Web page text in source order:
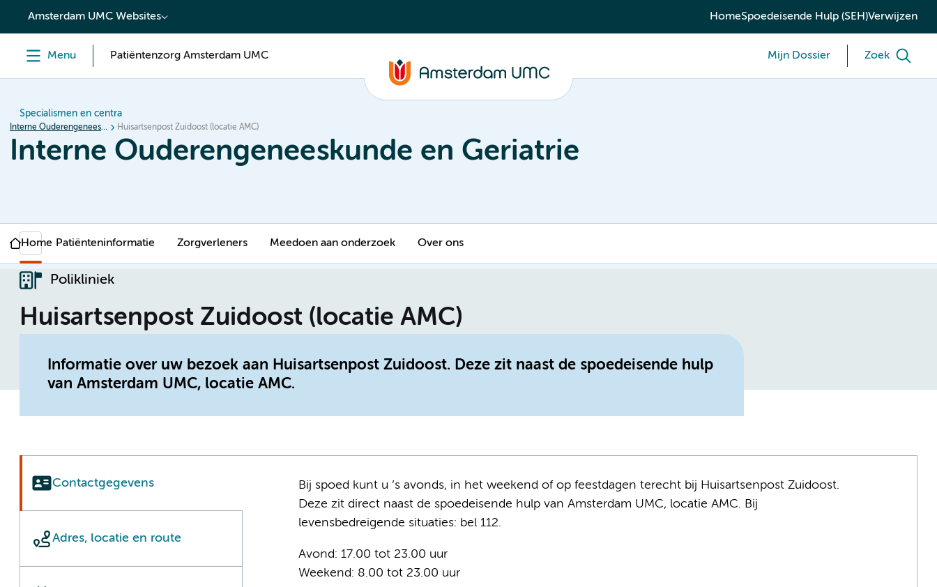
content
Amsterdam UMC Websites HomeSpoedeisende Hulp (SEH)Verwijzen
Menu Patiëntenzorg Amsterdam UMC Mijn Dossier Zoek
Specialismen en centra
Interne Ouderengeneeskunde en Geriatrie Huisartsenpost Zuidoost (locatie AMC)
Interne Ouderengeneeskunde en Geriatrie
Home Patiënteninformatie Zorgverleners Meedoen aan onderzoek Over ons
Polikliniek
Huisartsenpost Zuidoost (locatie AMC)
Informatie over uw bezoek aan Huisartsenpost Zuidoost. Deze zit naast de spoedeisende hulp
van Amsterdam UMC, locatie AMC.
Contactgegevens
Adres, locatie en route
Bij spoed kunt u ’s avonds, in het weekend of op feestdagen terecht bij Huisartsenpost Zuidoost.
Deze zit direct naast de spoedeisende hulp van Amsterdam UMC, locatie AMC. Bij
levensbedreigende situaties: bel 112.
Avond: 17.00 tot 23.00 uur
Weekend: 8.00 tot 23.00 uur